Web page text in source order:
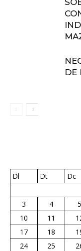
DE
Dl
Dt Dc
3
4 5
10
11
17
18
24
25